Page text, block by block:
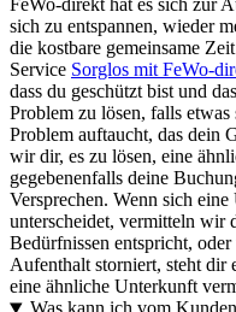
FeWo-direkt hat es sich zur
sich zu entspannen, wieder
die kostbare gemeinsame
Service Sorglos mit FeWo-
dass du geschützt bist und
Problem zu lösen, falls
Problem auftaucht, das dein
wir dir, es zu lösen, eine
gegebenenfalls deine
Versprechen. Wenn sich
unterscheidet, vermitteln wir
Bedürfnissen entspricht,
Aufenthalt storniert, steht dir
eine ähnliche Unterkunft